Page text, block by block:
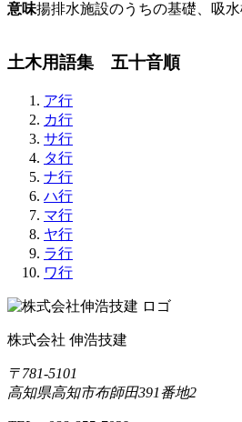
意味揚排水施設のうちの基礎、吸水
土木用語集 五十音順
ア行
カ行
サ行
タ行
ナ行
ハ行
マ行
ヤ行
ラ行
ワ行
株式会社 伸浩技建
〒781-5101
高知県高知市布師田391番地2